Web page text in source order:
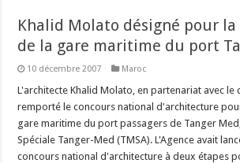
Khalid Molato désigné pour
de la gare maritime du port
10 décembre 2007 Maroc
L'architecte Khalid Molato, en partenariat avec le
remporté le concours national d'architecture
gare maritime du port passagers de Tanger
Spéciale Tanger-Med (TMSA). L'Agence avait
concours national d'architecture à deux étapes